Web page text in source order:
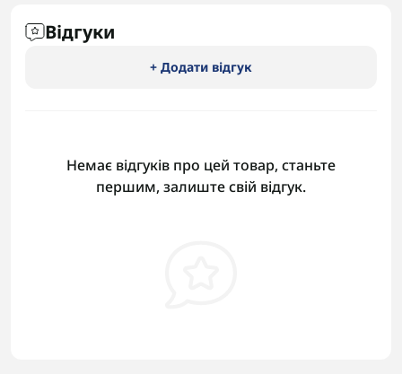
Відгуки
+ Додати відгук
Немає відгуків про цей товар, станьте
першим, залиште свій відгук.